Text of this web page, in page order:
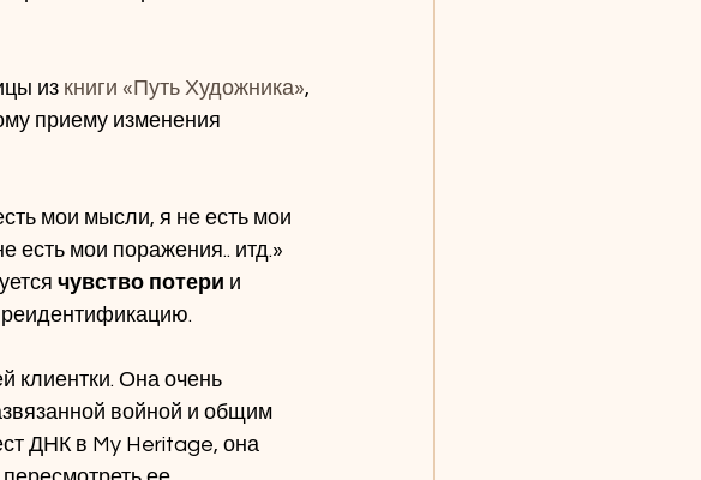
из книги «Путь Художника»,
приему изменения
мои мысли, я не есть мои
есть мои поражения.. итд.»
чувство потери и
клиентки. Она очень
войной и общим
ДНК в My Heritage, она